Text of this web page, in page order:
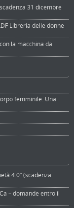
31 dicembre
Libreria delle donne
la macchina da
femminile. Una
4.0” (scadenza
– domande entro il